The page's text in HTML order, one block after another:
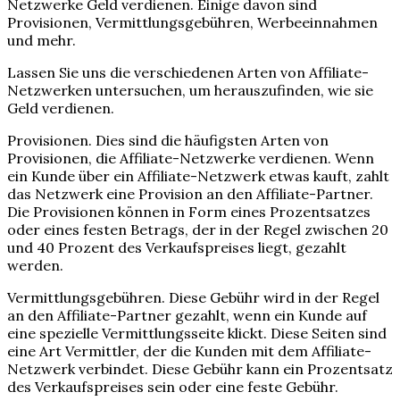
Netzwerke Geld verdienen. Einige davon sind
Provisionen, Vermittlungsgebühren, Werbeeinnahmen
und mehr.
Lassen Sie uns die verschiedenen Arten von Affiliate-
Netzwerken untersuchen, um herauszufinden, wie sie
Geld verdienen.
Provisionen. Dies sind die häufigsten Arten von
Provisionen, die Affiliate-Netzwerke verdienen. Wenn
ein Kunde über ein Affiliate-Netzwerk etwas kauft, zahlt
das Netzwerk eine Provision an den Affiliate-Partner.
Die Provisionen können in Form eines Prozentsatzes
oder eines festen Betrags, der in der Regel zwischen 20
und 40 Prozent des Verkaufspreises liegt, gezahlt
werden.
Vermittlungsgebühren. Diese Gebühr wird in der Regel
an den Affiliate-Partner gezahlt, wenn ein Kunde auf
eine spezielle Vermittlungsseite klickt. Diese Seiten sind
eine Art Vermittler, der die Kunden mit dem Affiliate-
Netzwerk verbindet. Diese Gebühr kann ein Prozentsatz
des Verkaufspreises sein oder eine feste Gebühr.